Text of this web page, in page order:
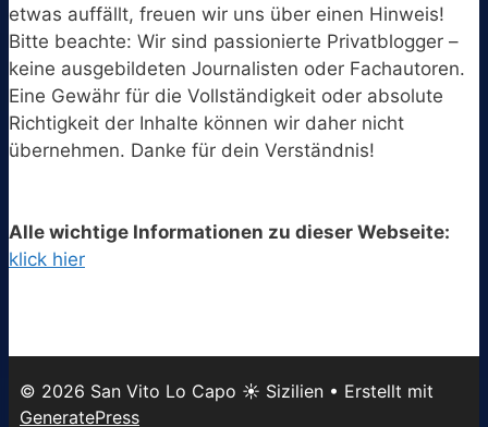
etwas auffällt, freuen wir uns über einen Hinweis!
Bitte beachte: Wir sind passionierte Privatblogger –
keine ausgebildeten Journalisten oder Fachautoren.
Eine Gewähr für die Vollständigkeit oder absolute
Richtigkeit der Inhalte können wir daher nicht
übernehmen. Danke für dein Verständnis!
Alle wichtige Informationen zu dieser Webseite:
klick hier
© 2026 San Vito Lo Capo ☀️ Sizilien • Erstellt mit
GeneratePress